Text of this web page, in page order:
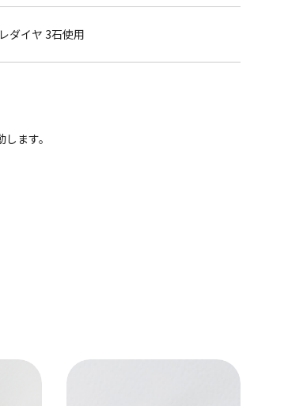
ダイヤ 3石使用
ます。